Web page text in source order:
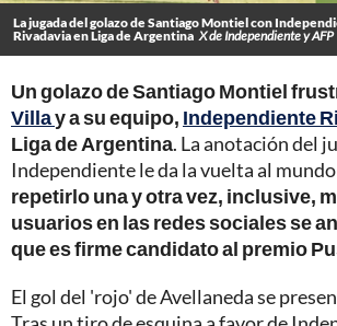
La jugada del golazo de Santiago Montiel con
Rivadavia en Liga de Argentina X de Independiente y AFP
Un golazo de Santiago Montiel
Villay a su equipo, Independiente
Liga de Argentina. La anotación del
Independiente le da la vuelta al mundo
repetirlo una y otra vez, inclusive,
usuarios en las redes sociales se
que es firme candidato al premio
El gol del 'rojo' de Avellaneda se